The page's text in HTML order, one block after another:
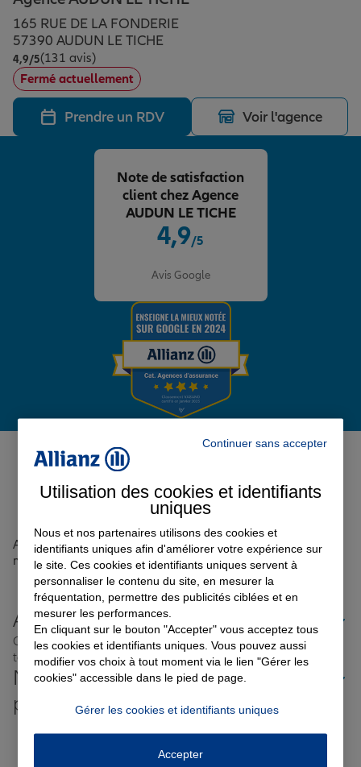
Assurance emprunteur
Prévoyance et dépendance
Assurance animal de compagnie
Protection de la famille
Protection juridique
Épargne & retraite
Plan épargne retraite
Assurance vie
Placements financiers
Investissements immobiliers
Transmission
Vos projets
Partir en vacances
Départ à la retraite
Préparer l’avenir
Conseil assurance
Assurance habitation
Le Pack Famille
Garantie des accidents de la vie
Assurance scolaire
Protection juridique
Retraite
Tous nos devis d'assurance
Allianz en France
165 RUE DE LA FONDERIE
57390 AUDUN LE TICHE
4,9/5Note de 4.9 sur 5
(131 avis)
Fermé actuellement
Prendre un RDV Voir l'agence
4,9/5
Avis Google
Note de satisfaction
client chez Agence
AUDUN LE TICHE
Avis de l'agence Agence AUDUN
LE TICHE
Avis sur une période de 6 mois
Aucun avis sur votre agence n'a été retrouvé pour le
moment
Allianz proche de chez vous
Où que vous soyez en France, nos agences Allianz sont
toujours près de chez vous.
Nos offres d'assurance dans les
plus grandes villes de France
Toutes les agences Allianz de France
Continuer sans accepter
Utilisation des cookies et identifiants
uniques
Nous et nos partenaires utilisons des cookies et
identifiants uniques afin d'améliorer votre expérience sur
le site. Ces cookies et identifiants uniques servent à
personnaliser le contenu du site, en mesurer la
fréquentation, permettre des publicités ciblées et en
mesurer les performances.
En cliquant sur le bouton "Accepter" vous acceptez tous
les cookies et identifiants uniques. Vous pouvez aussi
modifier vos choix à tout moment via le lien "Gérer les
cookies" accessible dans le pied de page.
Gérer les cookies et identifiants uniques
Accepter